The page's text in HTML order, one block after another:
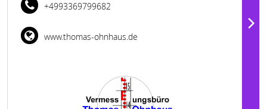
+4993369799682
www.thomas-ohnhaus.de